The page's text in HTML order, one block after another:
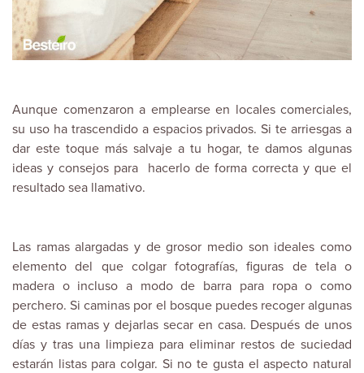
Aunque comenzaron a emplearse en locales comerciales,
su uso ha trascendido a espacios privados. Si te arriesgas a
dar este toque más salvaje a tu hogar, te damos algunas
ideas y consejos para hacerlo de forma correcta y que el
resultado sea llamativo.
Las ramas alargadas y de grosor medio son ideales como
elemento del que colgar fotografías, figuras de tela o
madera o incluso a modo de barra para ropa o como
perchero. Si caminas por el bosque puedes recoger algunas
de estas ramas y dejarlas secar en casa. Después de unos
días y tras una limpieza para eliminar restos de suciedad
estarán listas para colgar. Si no te gusta el aspecto natural